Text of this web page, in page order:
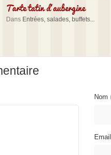
Tarte tatin d’aubergine
Dans Entrées, salades, buffets...
Nom